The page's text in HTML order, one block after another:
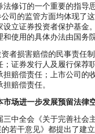
修订的一个重要的指导
司的监管方面均体现了
设立证券投资者保护基金
和使用的具体办法由国务
者损害赔偿的民事责任
；证券发行人及履行保荐
担赔偿责任；上市公司的
赔偿责任。
场进一步发展预留法律
中全会《关于完善社会
若干意见》都提出了建